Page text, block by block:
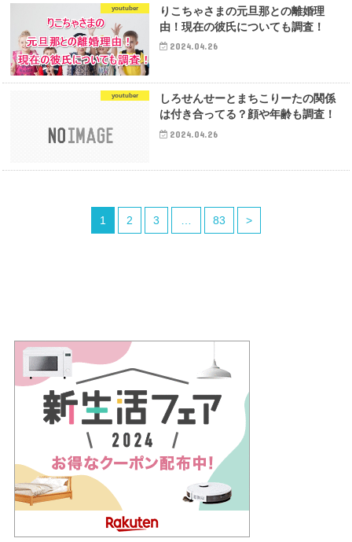
youtuber
りこちゃさまの元旦那との離婚理
由！現在の彼氏についても調査！
2024.04.26
youtuber
しろせんせーとまちこりーたの関係
は付き合ってる？顔や年齢も調査！
2024.04.26
1 2 3 83 >